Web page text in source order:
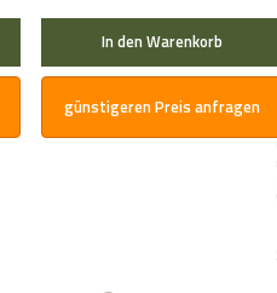
In den Warenkorb
günstigeren Preis anfragen